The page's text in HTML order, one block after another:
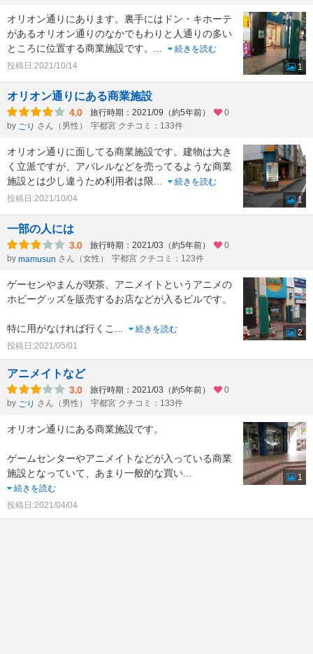
オリオン通りにあります。裏手にはドン・キホーテ
があるオリオン通りのなかでもわりと人通りの多い
ところに位置する商業施設です。 ...
続きを読む
投稿日:2021/10/14
1
オリオン通りにある商業施設
4.0 旅行時期：2021/09（約5年前）
0
by ごり さん（男性） 宇都宮 クチコミ：133件
オリオン通りに面してる商業施設です。建物は大き
く立派ですが、アパレルなどを売ってるような商業
施設とは少し違うため利用者は限...
続きを読む
投稿日:2021/10/04
1
一部の人には
3.0 旅行時期：2021/03（約5年前）
0
by mamusun さん（女性） 宇都宮 クチコミ：123件
ゲーセンやまんが喫茶、アニメイトというアニメの
ホビーグッズを販売するお店などが入るビルです。
特に用がなければ行くこ ...
続きを読む
投稿日:2021/05/01
2
アニメイトなど
3.0 旅行時期：2021/03（約5年前）
0
by ごり さん（男性） 宇都宮 クチコミ：133件
オリオン通りにある商業施設です。
ゲームセンターやアニメイトなどが入っている商業
施設となっていて、あまり一般的な買い...
続きを読む
投稿日:2021/04/04
1